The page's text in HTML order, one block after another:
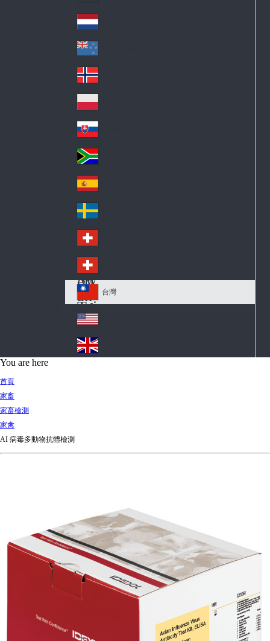
Lat
in
A
me
ric
a
Ne
the
rla
nd
s
Ne
w
Ze
ala
nd
No
rw
ay
Pol
an
d
Slo
va
kia
So
uth
Af
ric
a
Sp
ain
Sw
ed
en
Sw
itz
erl
an
d
Sw
itz
erl
an
d
Tai
wa
n
台灣
A
Un
You are here
首頁
家畜
家畜檢測
家禽
AI 病毒多動物抗體檢測